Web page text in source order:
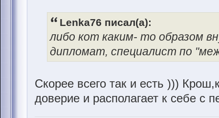
Lenka76 писал(а):
либо кот каким- то образом
дипломат, специалист по
Скорее всего так и есть )))
доверие и располагает к себе с